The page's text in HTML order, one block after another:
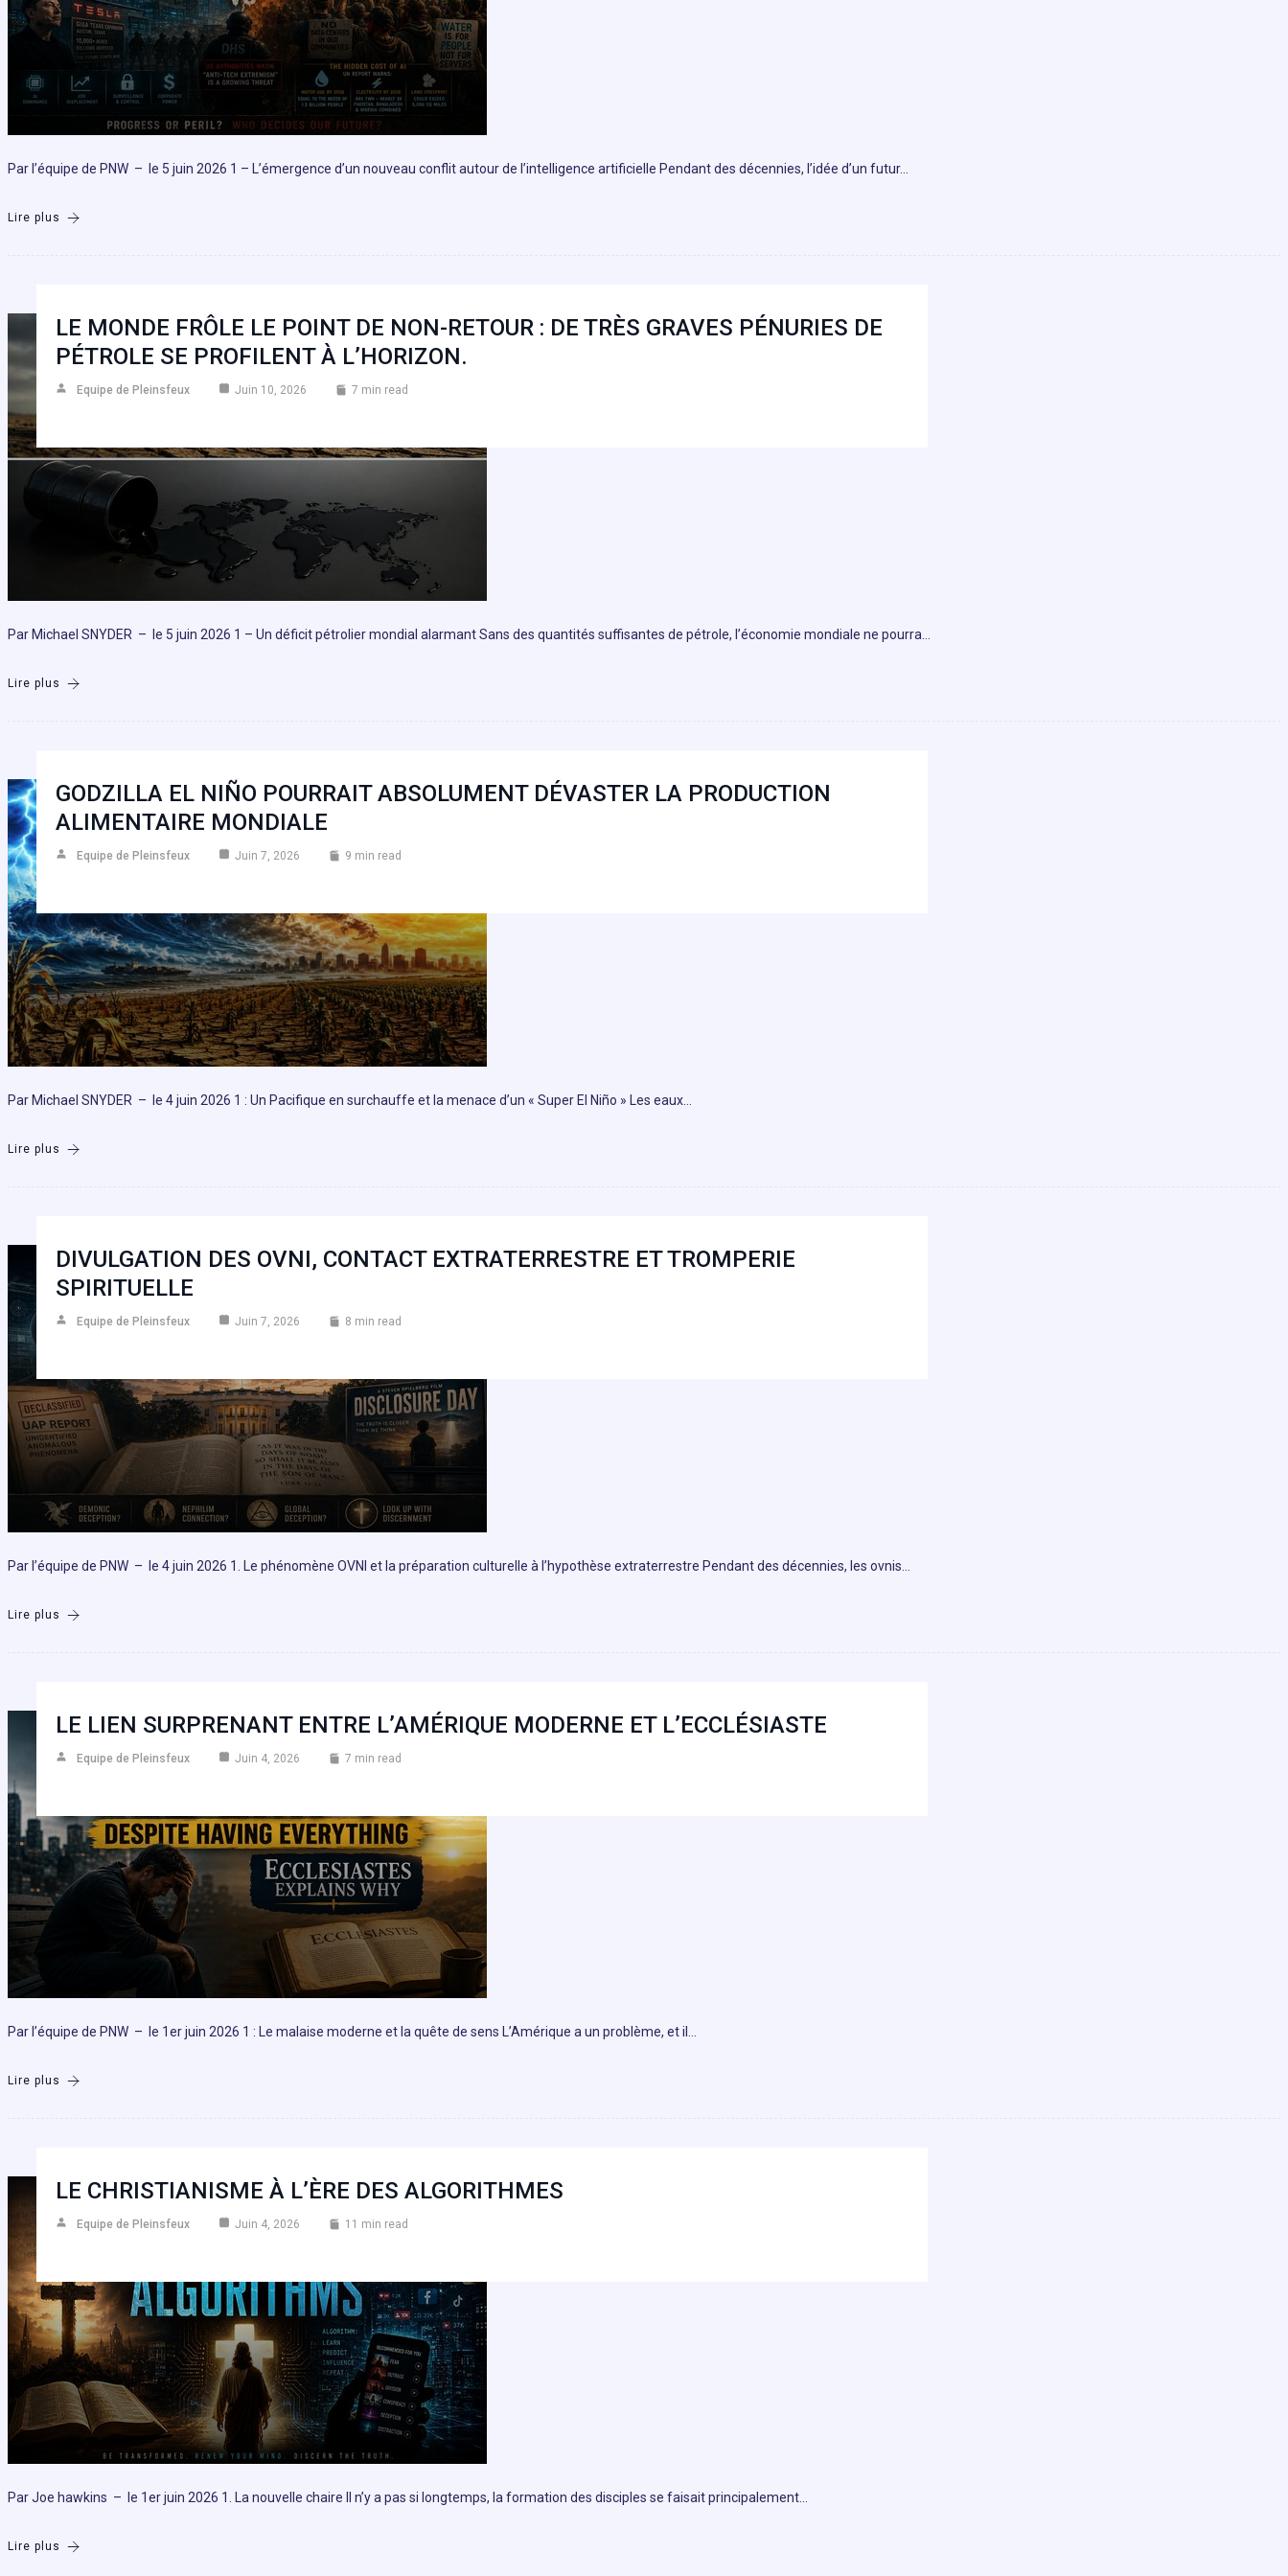
Par l’équipe de PNW – le 5 juin 2026 1 – L’émergence d’un nouveau conflit autour de l’intelligence artificielle Pendant des décennies, l’idée d’un futur…
Lire plus
LE MONDE FRÔLE LE POINT DE NON-RETOUR : DE TRÈS GRAVES PÉNURIES DE
PÉTROLE SE PROFILENT À L’HORIZON.
Equipe de Pleinsfeux Juin 10, 2026 7 min read
Par Michael SNYDER – le 5 juin 2026 1 – Un déficit pétrolier mondial alarmant Sans des quantités suffisantes de pétrole, l’économie mondiale ne pourra…
Lire plus
GODZILLA EL NIÑO POURRAIT ABSOLUMENT DÉVASTER LA PRODUCTION
ALIMENTAIRE MONDIALE
Equipe de Pleinsfeux Juin 7, 2026 9 min read
Par Michael SNYDER – le 4 juin 2026 1 : Un Pacifique en surchauffe et la menace d’un « Super El Niño » Les eaux…
Lire plus
DIVULGATION DES OVNI, CONTACT EXTRATERRESTRE ET TROMPERIE
SPIRITUELLE
Equipe de Pleinsfeux Juin 7, 2026 8 min read
Par l’équipe de PNW – le 4 juin 2026 1. Le phénomène OVNI et la préparation culturelle à l’hypothèse extraterrestre Pendant des décennies, les ovnis…
Lire plus
LE LIEN SURPRENANT ENTRE L’AMÉRIQUE MODERNE ET L’ECCLÉSIASTE
Equipe de Pleinsfeux Juin 4, 2026 7 min read
Par l’équipe de PNW – le 1er juin 2026 1 : Le malaise moderne et la quête de sens L’Amérique a un problème, et il…
Lire plus
LE CHRISTIANISME À L’ÈRE DES ALGORITHMES
Equipe de Pleinsfeux Juin 4, 2026 11 min read
Par Joe hawkins – le 1er juin 2026 1. La nouvelle chaire Il n’y a pas si longtemps, la formation des disciples se faisait principalement…
Lire plus